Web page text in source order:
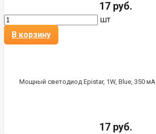
17 руб.
шт
В корзину
Мощный светодиод Epistar, 1W, Blue, 350 мА
17 руб.